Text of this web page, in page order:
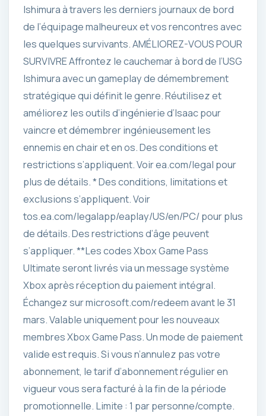
Ishimura à travers les derniers journaux de bord
de l’équipage malheureux et vos rencontres avec
les quelques survivants. AMÉLIOREZ-VOUS POUR
SURVIVRE Affrontez le cauchemar à bord de l’USG
Ishimura avec un gameplay de démembrement
stratégique qui définit le genre. Réutilisez et
améliorez les outils d’ingénierie d’Isaac pour
vaincre et démembrer ingénieusement les
ennemis en chair et en os. Des conditions et
restrictions s’appliquent. Voir ea.com/legal pour
plus de détails. * Des conditions, limitations et
exclusions s’appliquent. Voir
tos.ea.com/legalapp/eaplay/US/en/PC/ pour plus
de détails. Des restrictions d’âge peuvent
s’appliquer. **Les codes Xbox Game Pass
Ultimate seront livrés via un message système
Xbox après réception du paiement intégral.
Échangez sur microsoft.com/redeem avant le 31
mars. Valable uniquement pour les nouveaux
membres Xbox Game Pass. Un mode de paiement
valide est requis. Si vous n’annulez pas votre
abonnement, le tarif d’abonnement régulier en
vigueur vous sera facturé à la fin de la période
promotionnelle. Limite : 1 par personne/compte.